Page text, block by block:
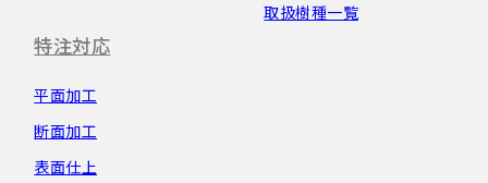
取扱樹種一覧
特注対応
平面加工
断面加工
表面仕上